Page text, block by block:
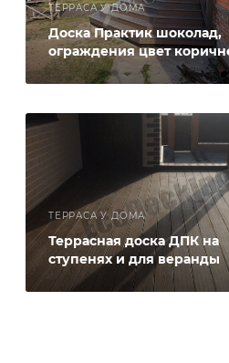
ТЕРРАСА У ДОМА
Доска Практик шоколад,
ограждения цвет
ТЕРРАСА У ДОМА
Террасная доска ДПК на
ступенях и для веранды